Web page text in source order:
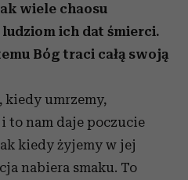
wiele chaosu
ich dat śmierci.
Bóg traci całą swoją
kiedy umrzemy,
to nam daje poczucie
kiedy żyjemy w jej
nabiera smaku. To